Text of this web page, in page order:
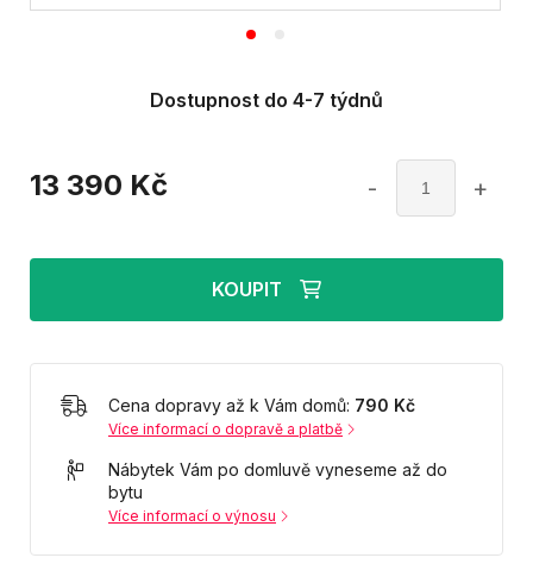
Dostupnost do 4-7 týdnů
13 390 Kč - +
KOUPIT
Cena dopravy až k Vám domů: 790 Kč
Více informací o dopravě a platbě
Nábytek Vám po domluvě vyneseme až do
bytu
Více informací o výnosu